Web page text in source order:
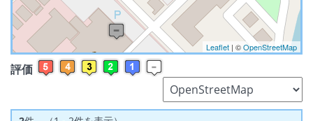
Leaflet | ©OpenStreetMap
評価